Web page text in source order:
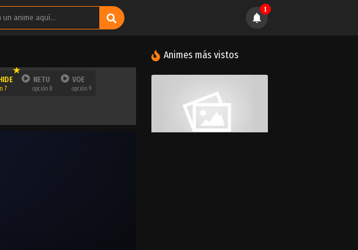
1
7
NETU
opción 8
VOE
opción 9
Animes más vistos